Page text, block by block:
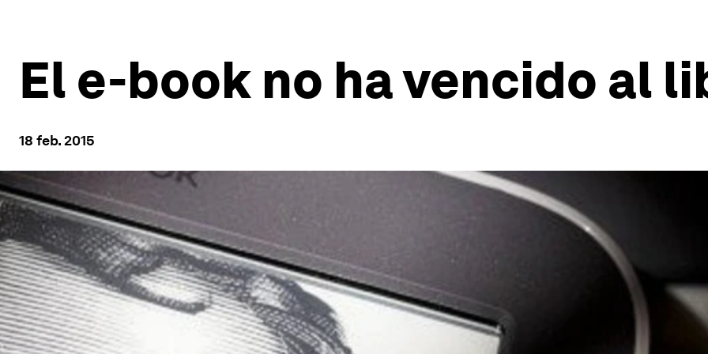
El e-book no ha vencido al
18 feb. 2015